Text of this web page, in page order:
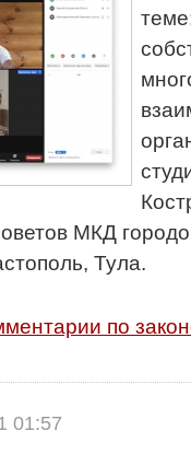
МКД
Тула.
по
01:57